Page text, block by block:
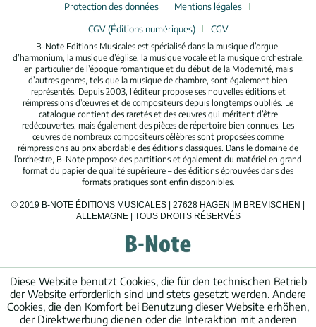
Protection des données
Mentions légales
CGV (Éditions numériques)
CGV
B-Note Editions Musicales est spécialisé dans la musique d’orgue,
d’harmonium, la musique d’église, la musique vocale et la musique orchestrale,
en particulier de l’époque romantique et du début de la Modernité, mais
d’autres genres, tels que la musique de chambre, sont également bien
représentés. Depuis 2003, l’éditeur propose ses nouvelles éditions et
réimpressions d’œuvres et de compositeurs depuis longtemps oubliés. Le
catalogue contient des raretés et des œuvres qui méritent d’être
redécouvertes, mais également des pièces de répertoire bien connues. Les
œuvres de nombreux compositeurs célèbres sont proposées comme
réimpressions au prix abordable des éditions classiques. Dans le domaine de
l’orchestre, B-Note propose des partitions et également du matériel en grand
format du papier de qualité supérieure – des éditions éprouvées dans des
formats pratiques sont enfin disponibles.
© 2019 B-NOTE ÉDITIONS MUSICALES | 27628 HAGEN IM BREMISCHEN |
ALLEMAGNE | TOUS DROITS RÉSERVÉS
Diese Website benutzt Cookies, die für den technischen Betrieb
der Website erforderlich sind und stets gesetzt werden. Andere
Cookies, die den Komfort bei Benutzung dieser Website erhöhen,
der Direktwerbung dienen oder die Interaktion mit anderen